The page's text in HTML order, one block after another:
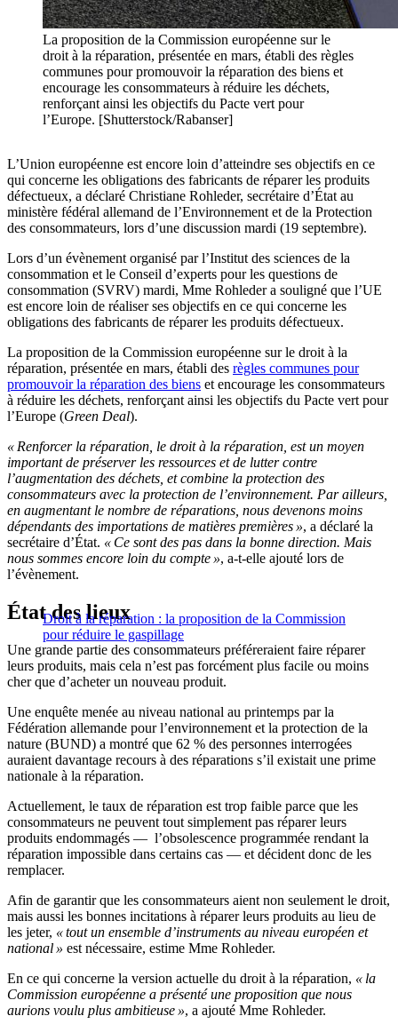
La proposition de la Commission européenne sur le
droit à la réparation, présentée en mars, établi des règles
communes pour promouvoir la réparation des biens et
encourage les consommateurs à réduire les déchets,
renforçant ainsi les objectifs du Pacte vert pour
l’Europe. [Shutterstock/Rabanser]
L’Union européenne est encore loin d’atteindre ses objectifs en ce
qui concerne les obligations des fabricants de réparer les produits
défectueux, a déclaré Christiane Rohleder, secrétaire d’État au
ministère fédéral allemand de l’Environnement et de la Protection
des consommateurs, lors d’une discussion mardi (19 septembre).
Lors d’un évènement organisé par l’Institut des sciences de la
consommation et le Conseil d’experts pour les questions de
consommation (SVRV) mardi, Mme Rohleder a souligné que l’UE
est encore loin de réaliser ses objectifs en ce qui concerne les
obligations des fabricants de réparer les produits défectueux.
La proposition de la Commission européenne sur le droit à la
réparation, présentée en mars, établi des règles communes pour
promouvoir la réparation des biens et encourage les consommateurs
à réduire les déchets, renforçant ainsi les objectifs du Pacte vert pour
l’Europe (Green Deal).
« Renforcer la réparation, le droit à la réparation, est un moyen
important de préserver les ressources et de lutter contre
l’augmentation des déchets, et combine la protection des
consommateurs avec la protection de l’environnement. Par ailleurs,
en augmentant le nombre de réparations, nous devenons moins
dépendants des importations de matières premières », a déclaré la
secrétaire d’État. « Ce sont des pas dans la bonne direction. Mais
nous sommes encore loin du compte », a-t-elle ajouté lors de
l’évènement.
Droit à la réparation : la proposition de la Commission
pour réduire le gaspillage
État des lieux
Une grande partie des consommateurs préféreraient faire réparer
leurs produits, mais cela n’est pas forcément plus facile ou moins
cher que d’acheter un nouveau produit.
Une enquête menée au niveau national au printemps par la
Fédération allemande pour l’environnement et la protection de la
nature (BUND) a montré que 62 % des personnes interrogées
auraient davantage recours à des réparations s’il existait une prime
nationale à la réparation.
Actuellement, le taux de réparation est trop faible parce que les
consommateurs ne peuvent tout simplement pas réparer leurs
produits endommagés — l’obsolescence programmée rendant la
réparation impossible dans certains cas — et décident donc de les
remplacer.
Afin de garantir que les consommateurs aient non seulement le droit,
mais aussi les bonnes incitations à réparer leurs produits au lieu de
les jeter, « tout un ensemble d’instruments au niveau européen et
national » est nécessaire, estime Mme Rohleder.
En ce qui concerne la version actuelle du droit à la réparation, « la
Commission européenne a présenté une proposition que nous
aurions voulu plus ambitieuse », a ajouté Mme Rohleder.